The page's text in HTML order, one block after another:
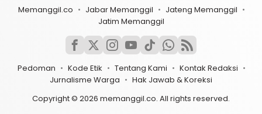
Memanggil.co Jabar Memanggil
Jateng Memanggil
Jatim Memanggil
Pedoman Kode Etik Tentang Kami
Kontak Redaksi
Jurnalisme Warga
Hak Jawab & Koreksi
Copyright © 2026 memanggil.co. All rights reserved.